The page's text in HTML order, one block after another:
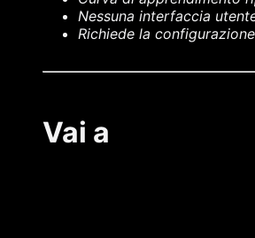
Nessuna interfaccia
Richiede la
Vai a